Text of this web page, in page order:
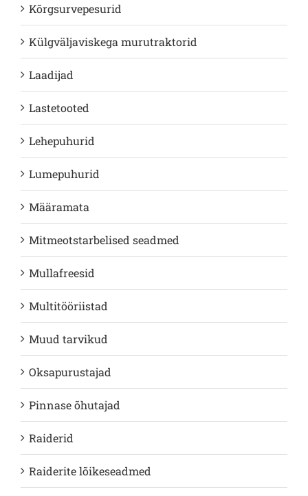
Kõrgsurvepesurid
Külgväljaviskega murutraktorid
Laadijad
Lastetooted
Lehepuhurid
Lumepuhurid
Määramata
Mitmeotstarbelised seadmed
Mullafreesid
Multitööriistad
Muud tarvikud
Oksapurustajad
Pinnase õhutajad
Raiderid
Raiderite lõikeseadmed